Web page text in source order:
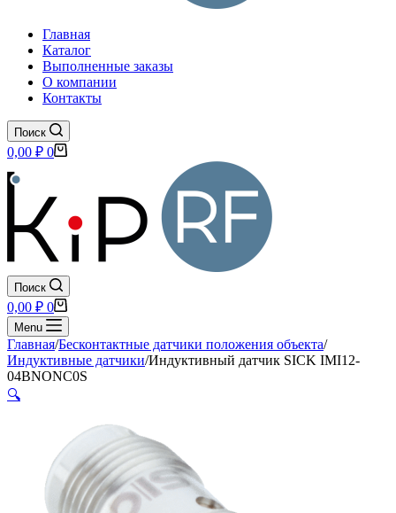
Главная
Каталог
Выполненные заказы
О компании
Контакты
Поиск
Корзина
0,00 ₽ 0
Поиск
Корзина
0,00 ₽ 0
Menu
Главная/Бесконтактные датчики положения объекта/
Индуктивные датчики/Индуктивный датчик SICK IMI12-
04BNONC0S
🔍